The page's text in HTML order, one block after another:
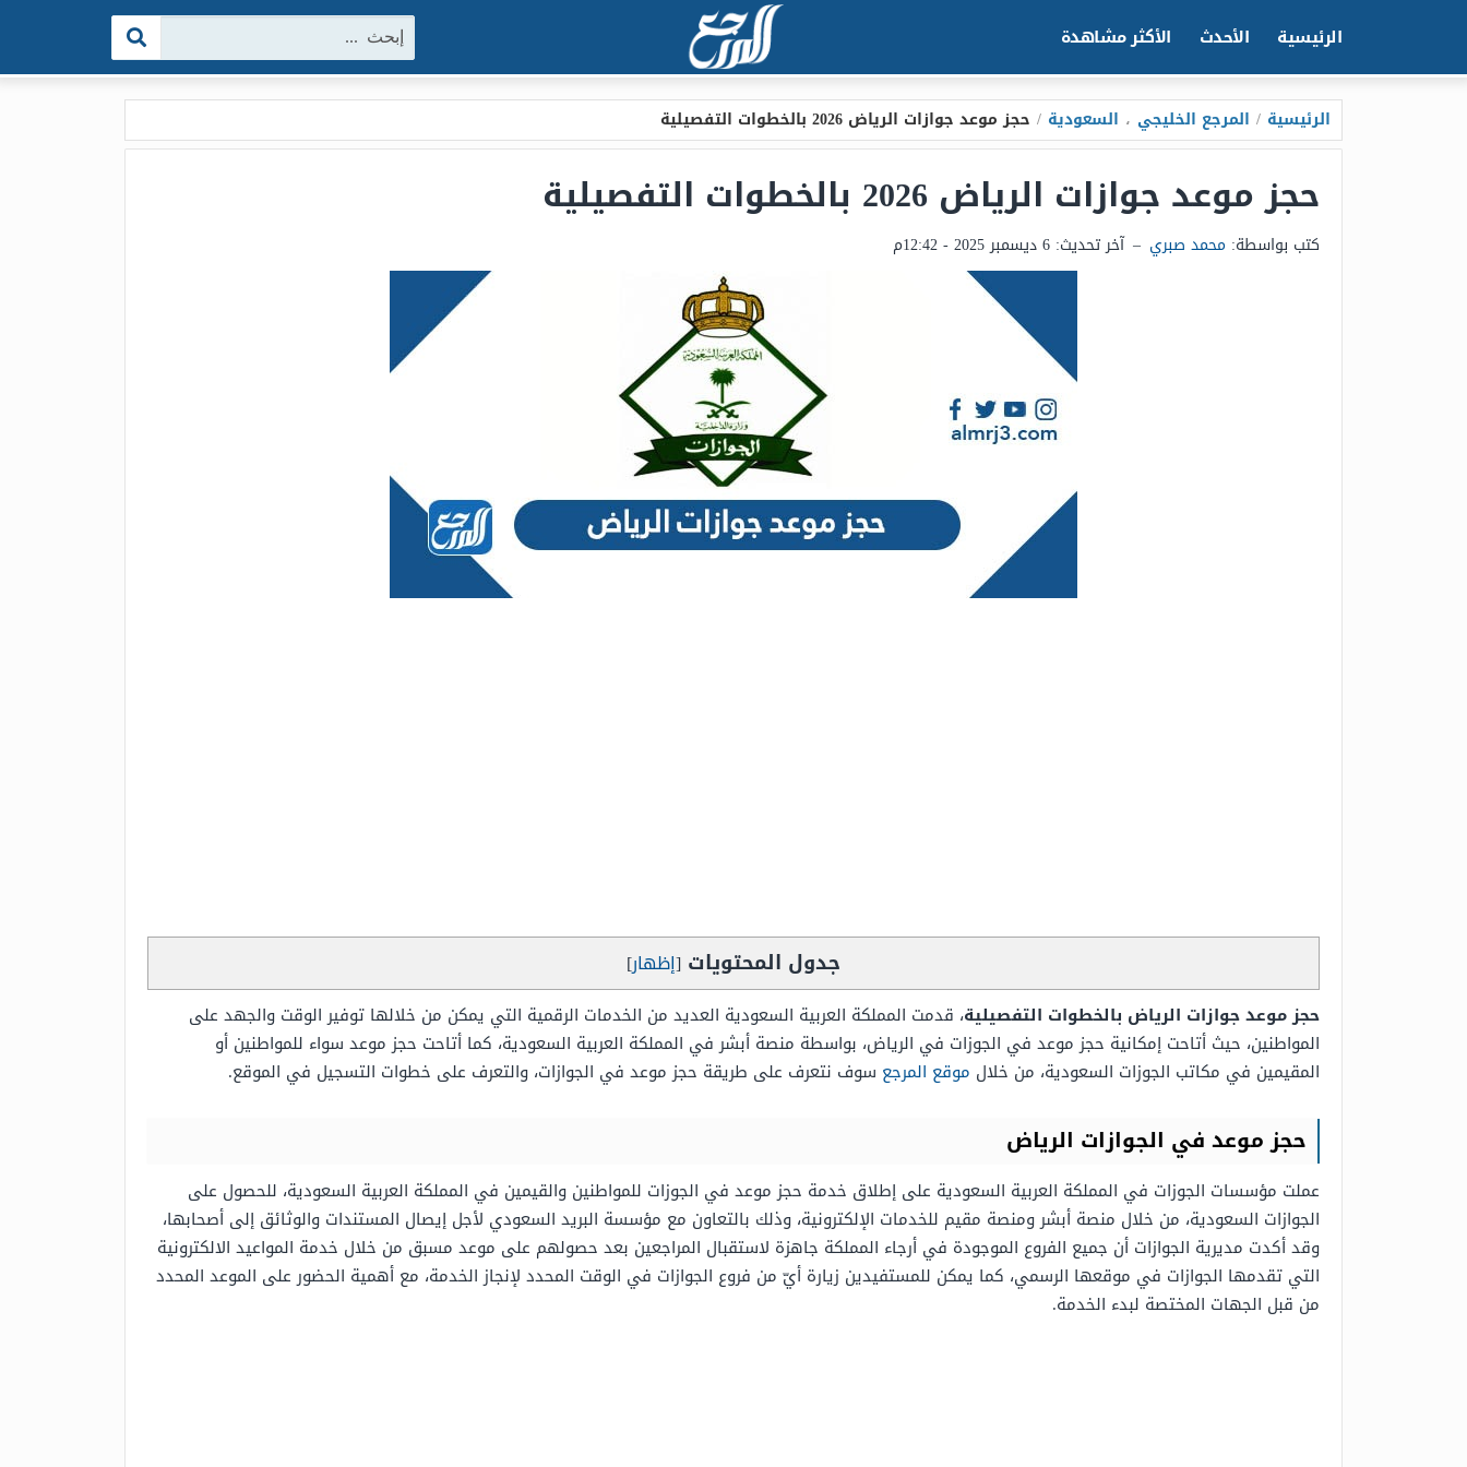
الرئيسية الأحدث الأكثر مشاهدة البحث:
الرئيسية / المرجع الخليجي ، السعودية / حجز موعد جوازات الرياض 2026 بالخطوات التفصيلية
حجز موعد جوازات الرياض 2026 بالخطوات التفصيلية
كتب بواسطة: محمد صبري – آخر تحديث: 6 ديسمبر 2025 - 12:42م
جدول المحتويات [إظهار]
حجز موعد جوازات الرياض بالخطوات التفصيلية، قدمت المملكة العربية السعودية العديد من الخدمات الرقمية التي يمكن من خلالها توفير الوقت والجهد على
المواطنين، حيث أتاحت إمكانية حجز موعد في الجوزات في الرياض، بواسطة منصة أبشر في المملكة العربية السعودية، كما أتاحت حجز موعد سواء للمواطنين أو
المقيمين في مكاتب الجوزات السعودية، من خلال موقع المرجع سوف نتعرف على طريقة حجز موعد في الجوازات، والتعرف على خطوات التسجيل في الموقع.
حجز موعد في الجوازات الرياض
عملت مؤسسات الجوزات في المملكة العربية السعودية على إطلاق خدمة حجز موعد في الجوزات للمواطنين والقيمين في المملكة العربية السعودية، للحصول على
الجوازات السعودية، من خلال منصة أبشر ومنصة مقيم للخدمات الإلكترونية، وذلك بالتعاون مع مؤسسة البريد السعودي لأجل إيصال المستندات والوثائق إلى أصحابها،
وقد أكدت مديرية الجوازات أن جميع الفروع الموجودة في أرجاء المملكة جاهزة لاستقبال المراجعين بعد حصولهم على موعد مسبق من خلال خدمة المواعيد الالكترونية
التي تقدمها الجوازات في موقعها الرسمي، كما يمكن للمستفيدين زيارة أيّ من فروع الجوازات في الوقت المحدد لإنجاز الخدمة، مع أهمية الحضور على الموعد المحدد
من قبل الجهات المختصة لبدء الخدمة.